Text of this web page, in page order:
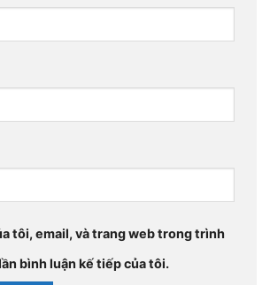
tôi, email, và trang web trong trình
bình luận kế tiếp của tôi.